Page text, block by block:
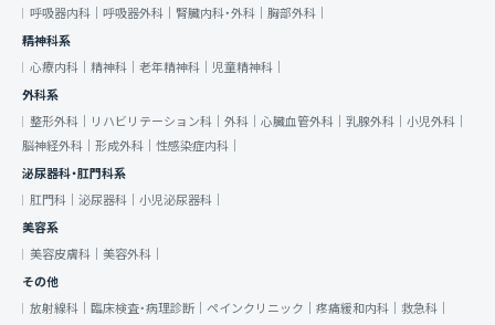
呼吸器内科｜ 呼吸器外科｜ 腎臓内科・外科｜ 胸部外科｜
精神科系
心療内科｜ 精神科｜ 老年精神科｜ 児童精神科｜
外科系
整形外科｜
リハビリテーション科｜ 外科｜ 心臓血管外科｜ 乳腺外科｜ 小児外科｜
脳神経外科｜ 形成外科｜ 性感染症内科｜
泌尿器科・肛門科系
肛門科｜ 泌尿器科｜ 小児泌尿器科｜
美容系
美容皮膚科｜ 美容外科｜
その他
放射線科｜ 臨床検査・病理診断｜ ペインクリニック｜ 疼痛緩和内科｜ 救急科｜